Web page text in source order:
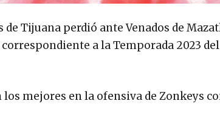
de Tijuana perdió ante Venados de
a la Temporada 2023
mejores en la ofensiva de Zonkeys